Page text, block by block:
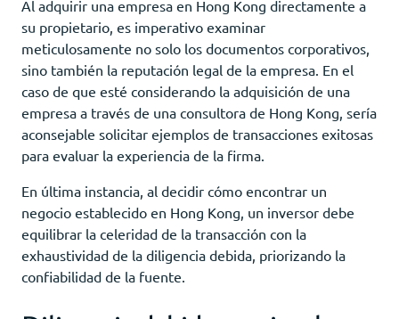
Al adquirir una empresa en Hong Kong directamente a
su propietario, es imperativo examinar
meticulosamente no solo los documentos corporativos,
sino también la reputación legal de la empresa. En el
caso de que esté considerando la adquisición de una
empresa a través de una consultora de Hong Kong, sería
aconsejable solicitar ejemplos de transacciones exitosas
para evaluar la experiencia de la firma.
En última instancia, al decidir cómo encontrar un
negocio establecido en Hong Kong, un inversor debe
equilibrar la celeridad de la transacción con la
exhaustividad de la diligencia debida, priorizando la
confiabilidad de la fuente.